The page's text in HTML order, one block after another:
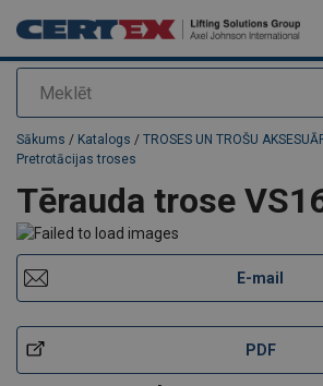
Meklēt
Pievienots jūsu pasūtījumam
Sākums / Katalogs / TROSES UN TROŠU
Pretrotācijas troses
Tērauda trose
E-mail
PDF